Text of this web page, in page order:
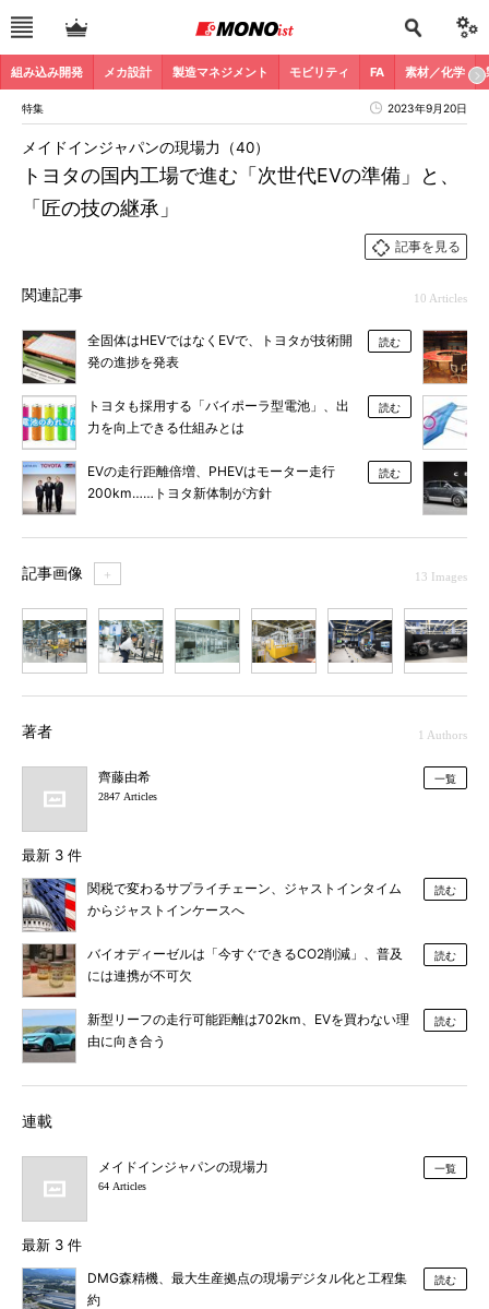
組み込み開発 メカ設計 製造マネジメント モビリティ FA 素材／化学
特集 2023年9月20日
トヨタの国内工場で進む「次世代EVの準備」と、
「匠の技の継承」
メイドインジャパンの現場力（40）
記事を見る
関連記事 10 Articles
全固体はHEVではなくEVで、トヨタが技術開
発の進捗を発表
読む
トヨタも採用する「バイポーラ型電池」、出
力を向上できる仕組みとは
読む
EVの走行距離倍増、PHEVはモーター走行
200km……トヨタ新体制が方針
読む
記事画像 ＋ 13 Images
著者 1 Authors
齊藤由希
2847 Articles
一覧
最新 3 件
関税で変わるサプライチェーン、ジャストインタイム
からジャストインケースへ
読む
バイオディーゼルは「今すぐできるCO2削減」、普及
には連携が不可欠
読む
新型リーフの走行可能距離は702km、EVを買わない理
由に向き合う
読む
連載
メイドインジャパンの現場力
64 Articles
一覧
最新 3 件
DMG森精機、最大生産拠点の現場デジタル化と工程集
約
読む